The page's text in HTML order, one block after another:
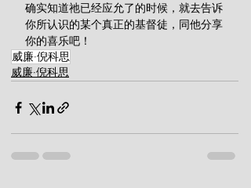
确实知道祂已经应允了的时候，就去告诉
你所认识的某个真正的基督徒，同他分享
你的喜乐吧！
威廉·倪科思
威廉·倪科思